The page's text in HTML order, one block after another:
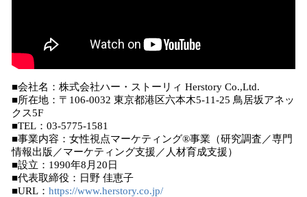
■会社名：株式会社ハー・ストーリィ Herstory Co.,Ltd.
■所在地：〒106-0032 東京都港区六本⽊5-11-25 ⿃居坂アネッ
クス5F
■TEL：03-5775-1581
■事業内容：⼥性視点マーケティング®事業（研究調査／専⾨
情報出版／マーケティング⽀援／⼈材育成⽀援）
■設⽴：1990年8⽉20⽇
■代表取締役：⽇野 佳恵⼦
■URL： https://www.herstory.co.jp/